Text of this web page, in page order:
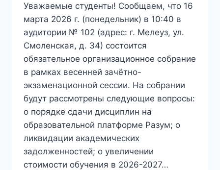
Уважаемые студенты! Сообщаем, что 16
марта 2026 г. (понедельник) в 10:40 в
аудитории № 102 (адрес: г. Мелеуз, ул.
Смоленская, д. 34) состоится
обязательное организационное собрание
в рамках весенней зачётно-
экзаменационной сессии. На собрании
будут рассмотрены следующие вопросы:
о порядке сдачи дисциплин на
образовательной платформе Разум; о
ликвидации академических
задолженностей; о увеличении
стоимости обучения в 2026-2027…